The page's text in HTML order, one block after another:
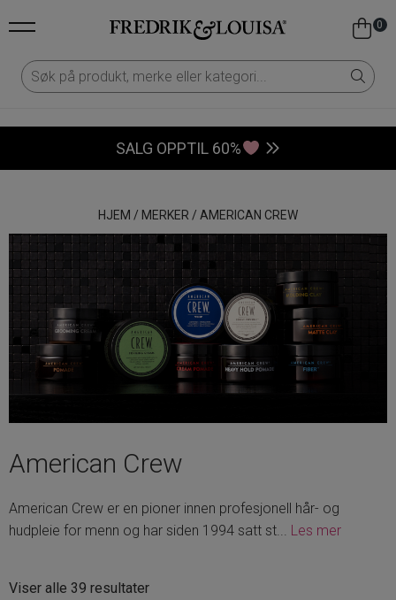
0
SALG OPPTIL 60%
HJEM / MERKER / AMERICAN CREW
American Crew
American Crew er en pioner innen profesjonell hår- og
hudpleie for menn og har siden 1994 satt st... Les mer
Viser alle 39 resultaterSortert